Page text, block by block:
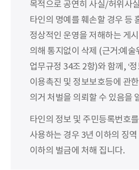
목적으로 공연히 사실/허위사
타인의 명예를 훼손할 경우 등
정상적인 운영을 저해하는 게
의해 통지없이 삭제 (근거:예술
업무규정 34조 2항)와 함께, ‘
이용촉진 및 정보보호등에 관한
의거 처벌을 의뢰할 수 있음을
타인의 정보 및 주민등록번호
사용하는 경우 3년 이하의 징
이하의 벌금에 처해 집니다.